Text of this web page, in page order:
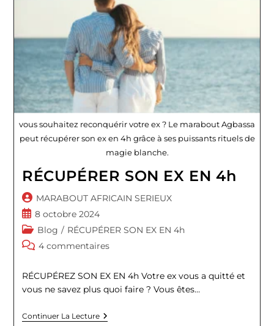
vous souhaitez reconquérir votre ex ? Le marabout Agbassa
peut récupérer son ex en 4h grâce à ses puissants rituels de
magie blanche.
RÉCUPÉRER SON EX EN 4h
Auteur/autrice
de
la
publication :
MARABOUT AFRICAIN SERIEUX
Publication
publiée :
8 octobre 2024
Post
category:
Blog / RÉCUPÉRER SON EX EN 4h
Commentaires
la
4 commentaires
RÉCUPÉREZ SON EX EN 4h Votre ex vous a quitté et
vous ne savez plus quoi faire ? Vous êtes…
Continuer La LectureRÉCUPÉRER